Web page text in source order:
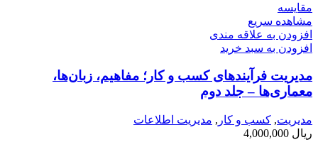
مقایسه
مشاهده سریع
افزودن به علاقه مندی
افزودن به سبد خرید
مدیریت فرآیندهای کسب‌ و کار؛ مفاهیم، زبان‌ها،
معماری‌ها – جلد دوم
مديريت, کسب و کار , مدیریت اطلاعات
ریال